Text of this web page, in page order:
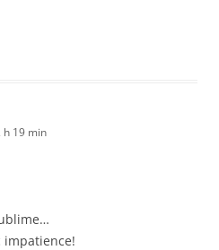
h 19 min
impatience!